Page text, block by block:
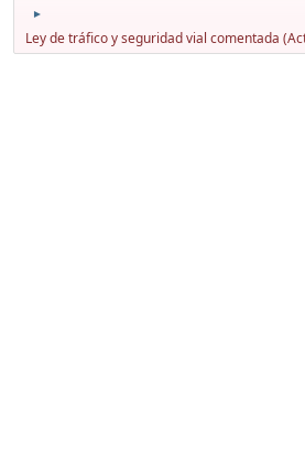
►
Ley de tráfico y seguridad vial comentada